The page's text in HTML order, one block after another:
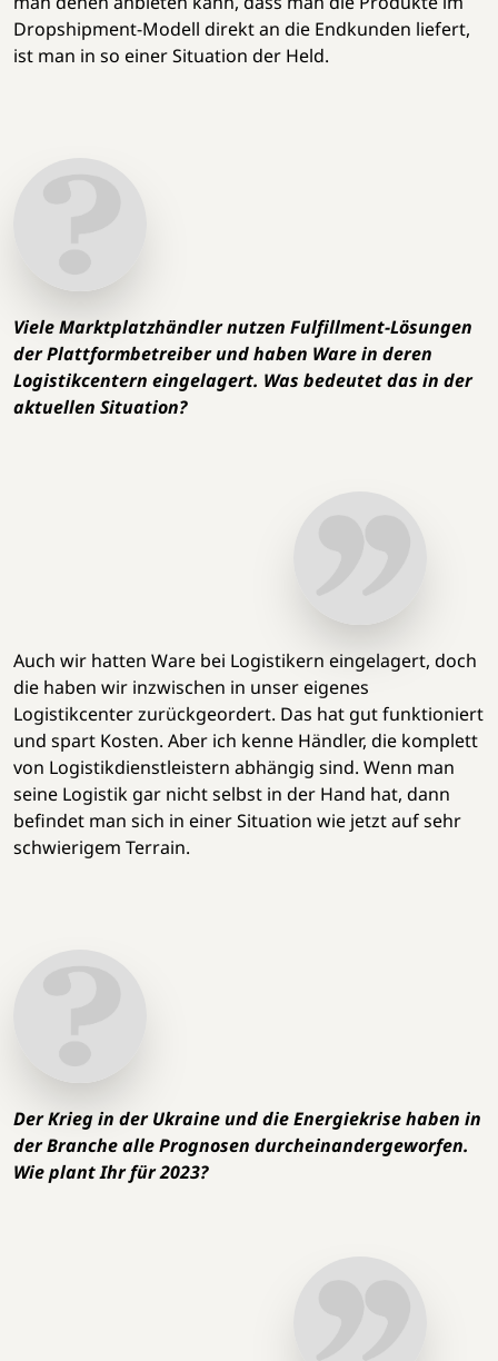
Dropshipment-Modell direkt an die Endkunden liefert,
ist man in so einer Situation der Held.
Viele Marktplatzhändler nutzen Fulfillment-Lösungen
der Plattformbetreiber und haben Ware in deren
Logistikcentern eingelagert. Was bedeutet das in der
aktuellen Situation?
Auch wir hatten Ware bei Logistikern eingelagert, doch
die haben wir inzwischen in unser eigenes
Logistikcenter zurückgeordert. Das hat gut funktioniert
und spart Kosten. Aber ich kenne Händler, die komplett
von Logistikdienstleistern abhängig sind. Wenn man
seine Logistik gar nicht selbst in der Hand hat, dann
befindet man sich in einer Situation wie jetzt auf sehr
schwierigem Terrain.
Der Krieg in der Ukraine und die Energiekrise haben in
der Branche alle Prognosen durcheinandergeworfen.
Wie plant Ihr für 2023?